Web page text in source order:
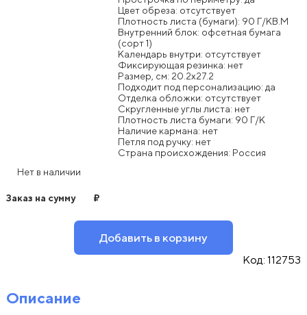
Цвет обреза: отсутствует
Плотность листа (бумаги): 90 Г/КВ.М
Внутренний блок: офсетная бумага
(сорт 1)
Календарь внутри: отсутствует
Фиксирующая резинка: нет
Размер, см: 20.2x27.2
Подходит под персонализацию: да
Отделка обложки: отсутствует
Скругленные углы листа: нет
Плотность листа бумаги: 90 Г/К
Наличие кармана: нет
Петля под ручку: нет
Страна происхождения: Россия
Нет в наличии
Заказ на сумму ₽
Добавить в корзину
Код: 112753
Описание